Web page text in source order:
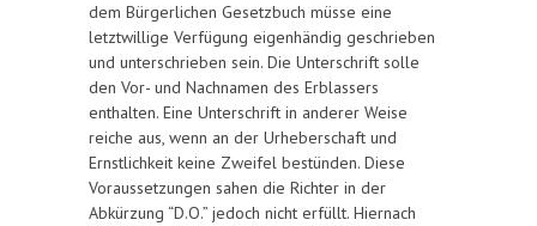
dem Bürgerlichen Gesetzbuch müsse eine
letztwillige Verfügung eigenhändig geschrieben
und unterschrieben sein. Die Unterschrift solle
den Vor- und Nachnamen des Erblassers
enthalten. Eine Unterschrift in anderer Weise
reiche aus, wenn an der Urheberschaft und
Ernstlichkeit keine Zweifel bestünden. Diese
Voraussetzungen sahen die Richter in der
Abkürzung “D.O.” jedoch nicht erfüllt. Hiernach